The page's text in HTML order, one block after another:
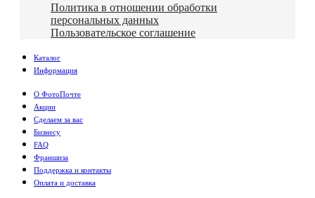
Политика в отношении обработки
персональных данных
Пользовательское соглашение
Каталог
Информация
О ФотоПочте
Акции
Сделаем за вас
Бизнесу
FAQ
Франшиза
Поддержка и контакты
Оплата и доставка